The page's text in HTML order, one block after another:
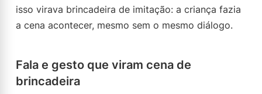
isso virava brincadeira de imitação: a criança fazia
a cena acontecer, mesmo sem o mesmo diálogo.
Fala e gesto que viram cena de
brincadeira